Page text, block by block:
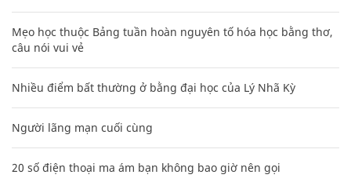
Mẹo học thuộc Bảng tuần hoàn nguyên tố hóa học bằng thơ,
câu nói vui vẻ
Nhiều điểm bất thường ở bằng đại học của Lý Nhã Kỳ
Người lãng mạn cuối cùng
20 số điện thoại ma ám bạn không bao giờ nên gọi